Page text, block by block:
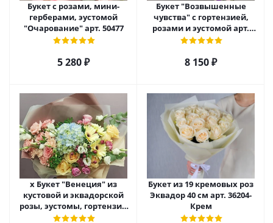
Букет с розами, мини-
герберами, эустомой
"Очарование" арт. 50477
5 280₽
Букет "Возвышенные
чувства" с гортензией,
розами и эустомой арт.
23800
8 150₽
х Букет "Венеция" из
кустовой и эквадорской
розы, эустомы, гортензии
и диантуса. 25400
Букет из 19 кремовых роз
Эквадор 40 см арт. 36204-
Крем